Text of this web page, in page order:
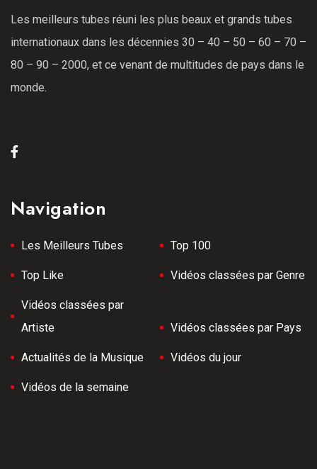
Les meilleurs tubes réuni les plus beaux et grands tubes
internationaux dans les décennies 30 – 40 – 50 – 60 – 70 –
80 – 90 – 2000, et ce venant de multitudes de pays dans le
monde.
Navigation
Les Meilleurs Tubes Top 100
Top Like Vidéos classées par Genre
Vidéos classées par
Artiste
Vidéos classées par Pays
Actualités de la Musique Vidéos du jour
Vidéos de la semaine